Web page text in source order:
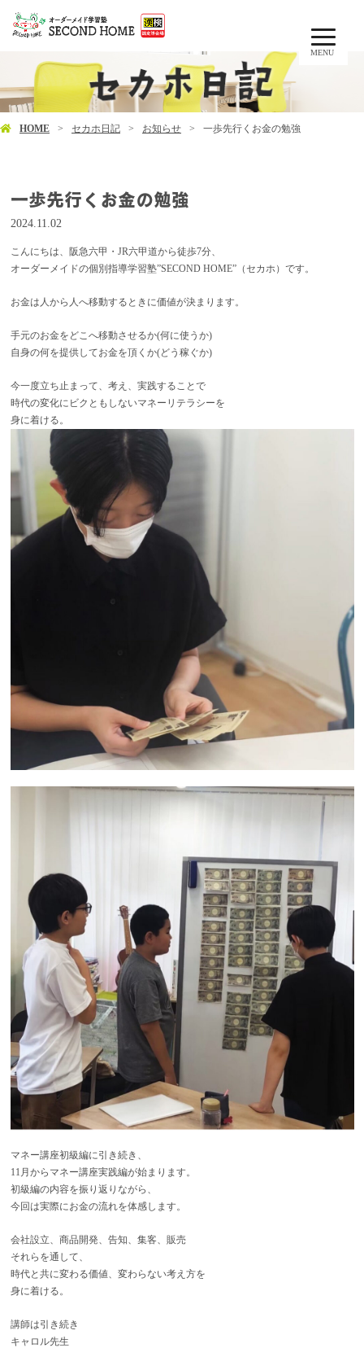
MENU
HOME セカホ日記 お知らせ 一歩先行くお金の勉強
一歩先行くお金の勉強
2024.11.02
こんにちは、阪急六甲・JR六甲道から徒歩7分、
オーダーメイドの個別指導学習塾”SECOND HOME”（セカホ）です。
お金は人から人へ移動するときに価値が決まります。
手元のお金をどこへ移動させるか(何に使うか)
自身の何を提供してお金を頂くか(どう稼ぐか)
今一度立ち止まって、考え、実践することで
時代の変化にビクともしないマネーリテラシーを
身に着ける。
マネー講座初級編に引き続き、
11月からマネー講座実践編が始まります。
初級編の内容を振り返りながら、
今回は実際にお金の流れを体感します。
会社設立、商品開発、告知、集客、販売
それらを通して、
時代と共に変わる価値、変わらない考え方を
身に着ける。
講師は引き続き
キャロル先生